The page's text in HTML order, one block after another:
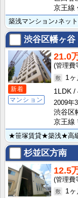
京王線
築浅マンション♪ネッ
渋谷区幡ヶ谷
新着
マンション
21.0
1ヶ
1LDK
2009年
渋谷区
京王線
杉並区方南
12.5
1ヶ